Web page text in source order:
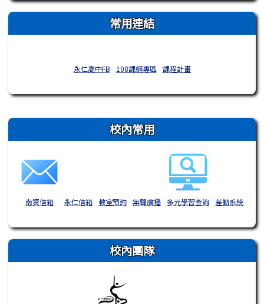
常用連結
永仁高中FB 108課綱專區 課程計畫
右邊區域內容 校內常用
南資信箱 永仁信箱 教室預約 無聲廣播 多元學習查詢 差勤系統
校內團隊